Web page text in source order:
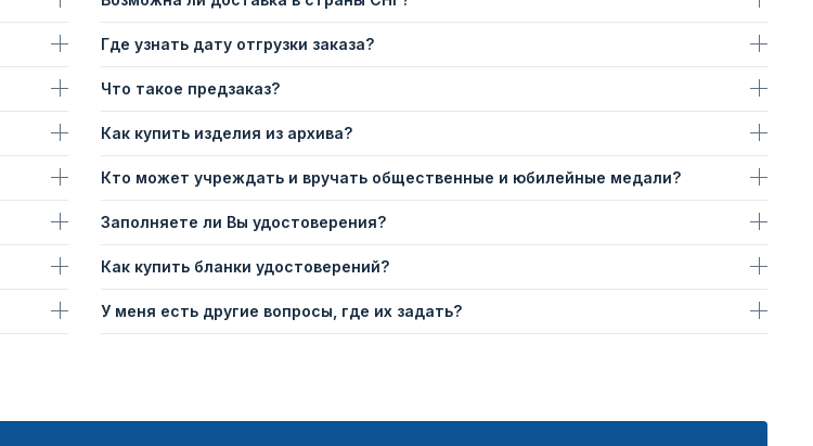
Где узнать дату отгрузки заказа?
Что такое предзаказ?
Как купить изделия из архива?
Кто может учреждать и вручать общественные и юбилейные медали?
Заполняете ли Вы удостоверения?
Как купить бланки удостоверений?
У меня есть другие вопросы, где их задать?